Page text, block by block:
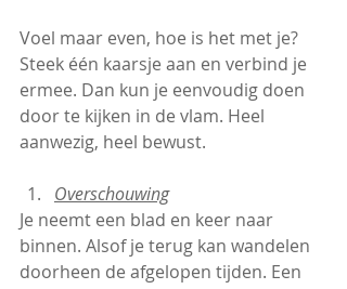
Voel maar even, hoe is het met je?
Steek één kaarsje aan en verbind je
ermee. Dan kun je eenvoudig doen
door te kijken in de vlam. Heel
aanwezig, heel bewust.
Overschouwing
Je neemt een blad en keer naar
binnen. Alsof je terug kan wandelen
doorheen de afgelopen tijden. Een